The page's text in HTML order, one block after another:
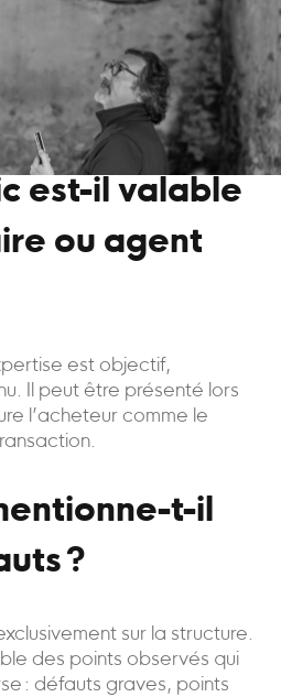
est-il valable
ou agent
est objectif,
Il peut être présenté lors
l’acheteur comme le
t-il
?
sur la structure.
des points observés qui
: défauts graves, points